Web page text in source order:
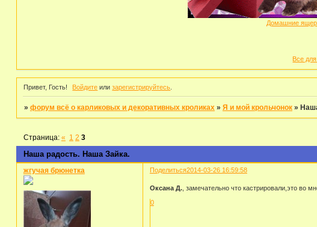
Домашние
Все
Привет, Гость! Войдите илизарегистрируйтесь
» форум всё о карликовых и декоративных кроликах » Я и мой крольчонок »
Наша радость. Наша Зайка.
Страница: « 1 2 3
Поделиться2014-03-26 16:59:58
жгучая брюнетка
Оксана Д., замечательно что кастрировали,это во
0